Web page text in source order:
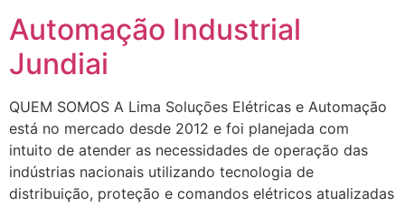
Automação Industrial
Jundiai
QUEM SOMOS A Lima Soluções Elétricas e Automação
está no mercado desde 2012 e foi planejada com
intuito de atender as necessidades de operação das
indústrias nacionais utilizando tecnologia de
distribuição, proteção e comandos elétricos atualizadas